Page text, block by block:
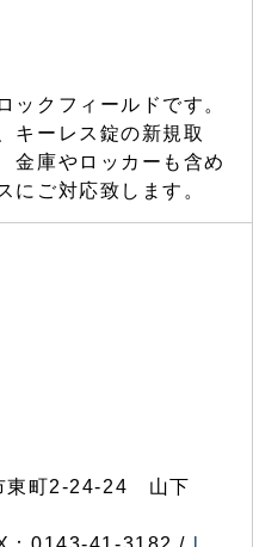
ックフィールドです。
キーレス錠の新規取
庫やロッカーも含め
にご対応致します。
東町2-24-24 山下